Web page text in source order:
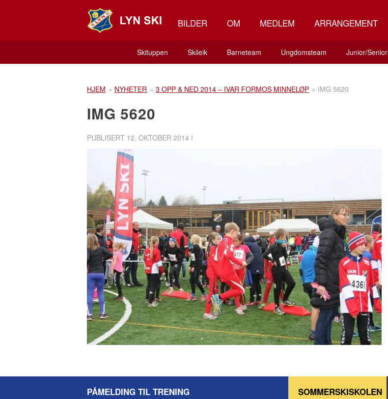
BILDER OM MEDLEM ARRANGEMENT
Skituppen Skileik Barneteam Ungdomsteam Junior/Senior
HJEM » NYHETER » 3 OPP & NED 2014 – IVAR FORMOS MINNELØP » IMG 5620
IMG 5620
PUBLISERT 12. OKTOBER 2014 I
PÅMELDING TIL TRENING SOMMERSKISKOLEN